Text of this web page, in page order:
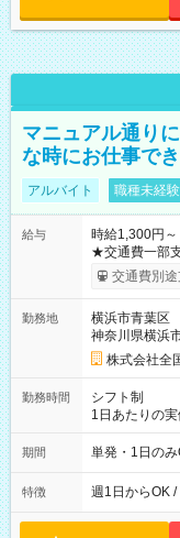
マニュアル通り
な時にお仕事で
アルバイト 職種未経
給与
時給1,300円～
★交通費一部支給 時給1,300円～ ※試験・役割によ
※勤務回数に
り！】 希望
例】 ・河合塾
×8時間＝日収
円の場合あり
円（役割手当＋
間】試用期間な
交通費別途
勤務地
横浜市青葉区
神奈川県横浜
株式会社全
勤務時間
シフト制
1日あたりの
間は 試験に
期間 単発・1日のみ
特徴 週1日からOK